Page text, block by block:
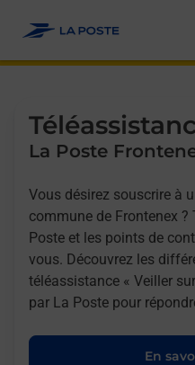
La Poste
Vous désirez souscrire à
commune de Frontenex ?
Poste et les points de
vous. Découvrez les
téléassistance « Veiller
par La Poste pour
En